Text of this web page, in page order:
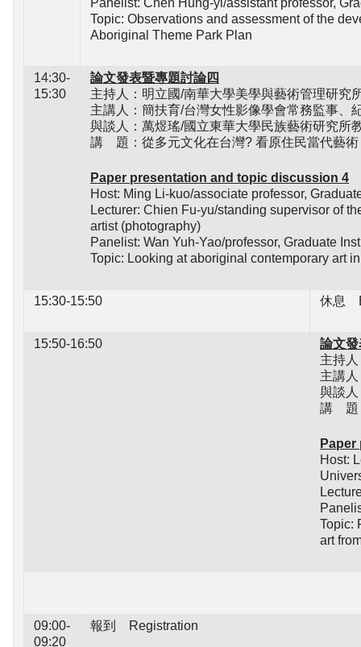
Panelist: Chen Hung-yi/assistant professor,
Topic: Observations and assessment of the
Aboriginal Theme Park Plan
14:30-
15:30
論文發表暨專題討論四
主持人：明立國/南華大學美學與藝術管理研究
主講人：簡扶育/台灣女性影像學會常務監事、
與談人：萬煜瑤/國立東華大學民族藝術研究所
講 題：從多元文化在台灣? 看原住民當代藝術
Paper presentation and topic discussion 4
Host: Ming Li-kuo/associate professor,
Lecturer: Chien Fu-yu/standing supervisor of
artist (photography)
Panelist: Wan Yuh-Yao/professor, Graduate
Topic: Looking at aboriginal contemporary art
15:30-15:50 休息
15:50-16:50
論文
主持
主講
與談
講 題
Host:
Topic:
art
09:00-
09:20
報到 Registration